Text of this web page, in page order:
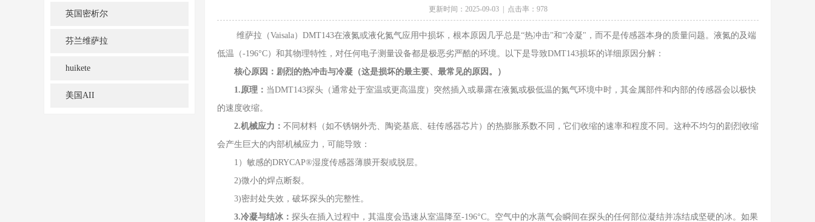
英国密析尔
芬兰维萨拉
huikete
美国AII
更新时间：2025-09-03 | 点击率：978
维萨拉（Vaisala）DMT143在液氮或液化氮气应用中损坏，根本原因几乎总是“热冲击"和“冷凝"，而不是传感器本身的质量问题。液氮的及端
低温（-196°C）和其物理特性，对任何电子测量设备都是极恶劣严酷的环境。以下是导致DMT143损坏的详细原因分解：
核心原因：剧烈的热冲击与冷凝（这是损坏的最主要、最常见的原因。）
1.原理： 当DMT143探头（通常处于室温或更高温度）突然插入或暴露在液氮或极低温的氮气环境中时，其金属部件和内部的传感器会以极快
的速度收缩。
2.机械应力： 不同材料（如不锈钢外壳、陶瓷基底、硅传感器芯片）的热膨胀系数不同，它们收缩的速率和程度不同。这种不均匀的剧烈收缩
会产生巨大的内部机械应力，可能导致：
1）敏感的DRYCAP®湿度传感器薄膜开裂或脱层。
2)微小的焊点断裂。
3)密封处失效，破坏探头的完整性。
3.冷凝与结冰： 探头在插入过程中，其温度会迅速从室温降至-196°C。空气中的水蒸气会瞬间在探头的任何部位凝结并冻结成坚硬的冰。如果